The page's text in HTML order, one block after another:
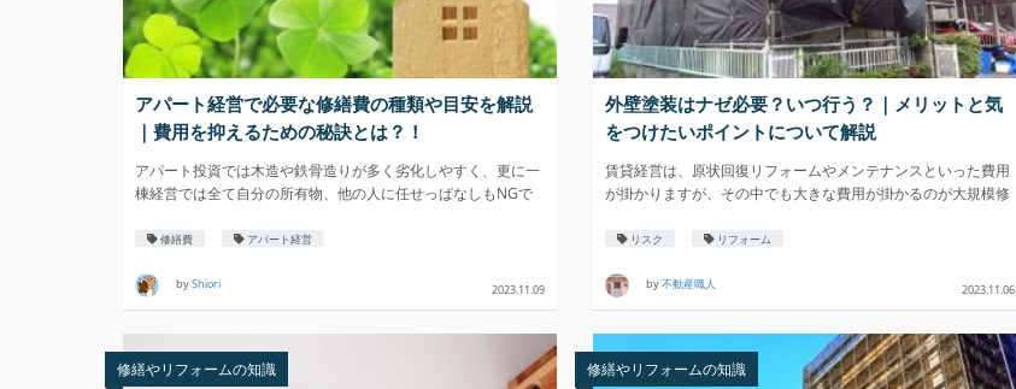
アパート経営で必要な修繕費の種類や目安を解説
｜費用を抑えるための秘訣とは？！
アパート投資では木造や鉄骨造りが多く劣化しやすく、更に一
棟経営では全て自分の所有物、他の人に任せっぱなしもNGで
修繕費 アパート経営
byShiori 2023.11.09
外壁塗装はナゼ必要？いつ行う？｜メリットと気
をつけたいポイントについて解説
賃貸経営は、原状回復リフォームやメンテナンスといった費用
が掛かりますが、その中でも大きな費用が掛かるのが大規模修
リスク リフォーム
by不動産職人 2023.11.06
修繕やリフォームの知識 修繕やリフォームの知識